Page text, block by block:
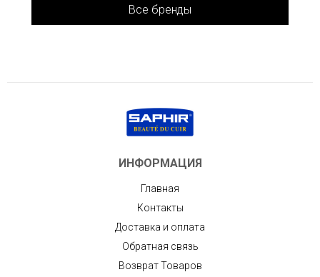
Все бренды
ИНФОРМАЦИЯ
Главная
Контакты
Доставка и оплата
Обратная связь
Возврат Товаров